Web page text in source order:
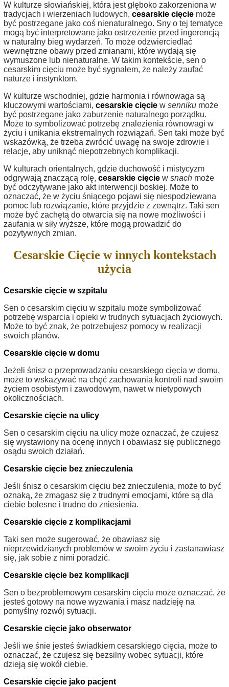
W kulturze słowiańskiej, która jest głęboko zakorzeniona w
tradycjach i wierzeniach ludowych, cesarskie cięcie może
być postrzegane jako coś nienaturalnego. Sny o tej tematyce
mogą być interpretowane jako ostrzeżenie przed ingerencją
w naturalny bieg wydarzeń. To może odzwierciedlać
wewnętrzne obawy przed zmianami, które wydają się
wymuszone lub nienaturalne. W takim kontekście, sen o
cesarskim cięciu może być sygnałem, że należy zaufać
naturze i instynktom.
W kulturze wschodniej, gdzie harmonia i równowaga są
kluczowymi wartościami, cesarskie cięcie w senniku może
być postrzegane jako zaburzenie naturalnego porządku.
Może to symbolizować potrzebę znalezienia równowagi w
życiu i unikania ekstremalnych rozwiązań. Sen taki może być
wskazówką, że trzeba zwrócić uwagę na swoje zdrowie i
relacje, aby uniknąć niepotrzebnych komplikacji.
W kulturach orientalnych, gdzie duchowość i mistycyzm
odgrywają znaczącą rolę, cesarskie cięcie w snach może
być odczytywane jako akt interwencji boskiej. Może to
oznaczać, że w życiu śniącego pojawi się niespodziewana
pomoc lub rozwiązanie, które przyjdzie z zewnątrz. Taki sen
może być zachętą do otwarcia się na nowe możliwości i
zaufania w siły wyższe, które mogą prowadzić do
pozytywnych zmian.
Cesarskie Cięcie w innych kontekstach
użycia
Cesarskie cięcie w szpitalu
Sen o cesarskim cięciu w szpitalu może symbolizować
potrzebę wsparcia i opieki w trudnych sytuacjach życiowych.
Może to być znak, że potrzebujesz pomocy w realizacji
swoich planów.
Cesarskie cięcie w domu
Jeżeli śnisz o przeprowadzaniu cesarskiego cięcia w domu,
może to wskazywać na chęć zachowania kontroli nad swoim
życiem osobistym i zawodowym, nawet w nietypowych
okolicznościach.
Cesarskie cięcie na ulicy
Sen o cesarskim cięciu na ulicy może oznaczać, że czujesz
się wystawiony na ocenę innych i obawiasz się publicznego
osądu swoich działań.
Cesarskie cięcie bez znieczulenia
Jeśli śnisz o cesarskim cięciu bez znieczulenia, może to być
oznaką, że zmagasz się z trudnymi emocjami, które są dla
ciebie bolesne i trudne do zniesienia.
Cesarskie cięcie z komplikacjami
Taki sen może sugerować, że obawiasz się
nieprzewidzianych problemów w swoim życiu i zastanawiasz
się, jak sobie z nimi poradzić.
Cesarskie cięcie bez komplikacji
Sen o bezproblemowym cesarskim cięciu może oznaczać, że
jesteś gotowy na nowe wyzwania i masz nadzieję na
pomyślny rozwój sytuacji.
Cesarskie cięcie jako obserwator
Jeśli we śnie jesteś świadkiem cesarskiego cięcia, może to
oznaczać, że czujesz się bezsilny wobec sytuacji, które
dzieją się wokół ciebie.
Cesarskie cięcie jako pacjent